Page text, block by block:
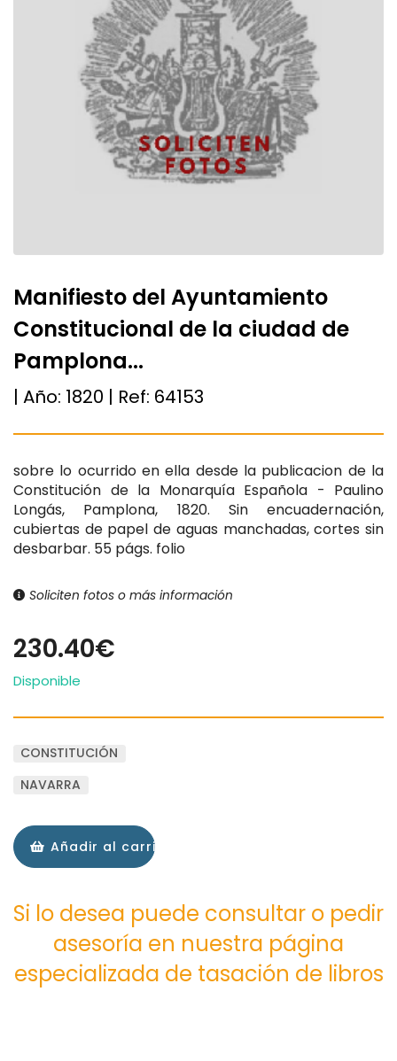
Manifiesto del Ayuntamiento
Constitucional de la ciudad de
Pamplona...
| Año: 1820 | Ref: 64153
sobre lo ocurrido en ella desde la publicacion de la
Constitución de la Monarquía Española - Paulino
Longás, Pamplona, 1820. Sin encuadernación,
cubiertas de papel de aguas manchadas, cortes sin
desbarbar. 55 págs. folio
Soliciten fotos o más información
230.40€
Disponible
CONSTITUCIÓN
NAVARRA
Añadir al carrito
Si lo desea puede consultar o pedir
asesoría en nuestra página
especializada de tasación de libros